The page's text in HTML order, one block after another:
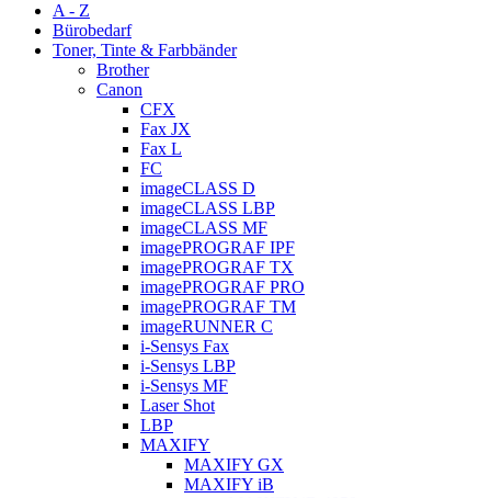
A - Z
Bürobedarf
Toner, Tinte & Farbbänder
Brother
Canon
CFX
Fax JX
Fax L
FC
imageCLASS D
imageCLASS LBP
imageCLASS MF
imagePROGRAF IPF
imagePROGRAF TX
imagePROGRAF PRO
imagePROGRAF TM
imageRUNNER C
i-Sensys Fax
i-Sensys LBP
i-Sensys MF
Laser Shot
LBP
MAXIFY
MAXIFY GX
MAXIFY iB